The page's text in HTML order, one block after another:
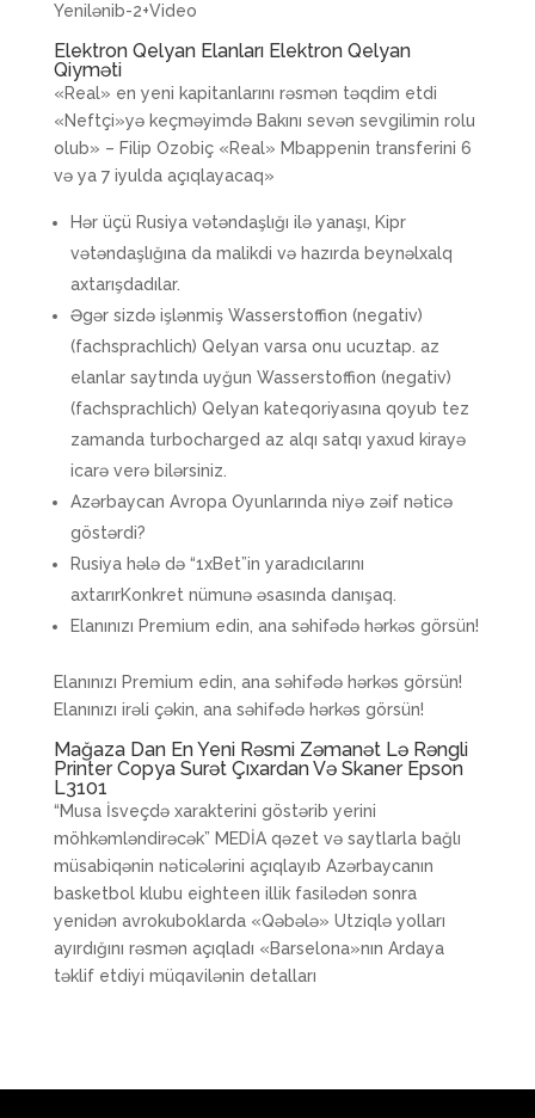
Yenilənib-2+Video
Elektron Qelyan Elanları Elektron Qelyan
Qiyməti
«Real» en yeni kapitanlarını rəsmən təqdim etdi
«Neftçi»yə keçməyimdə Bakını sevən sevgilimin rolu
olub» – Filip Ozobiç «Real» Mbappenin transferini 6
və ya 7 iyulda açıqlayacaq»
Hər üçü Rusiya vətəndaşlığı ilə yanaşı, Kipr
vətəndaşlığına da malikdi və hazırda beynəlxalq
axtarışdadılar.
Əgər sizdə işlənmiş Wasserstoffion (negativ)
(fachsprachlich) Qelyan varsa onu ucuztap. az
elanlar saytında uyğun Wasserstoffion (negativ)
(fachsprachlich) Qelyan kateqoriyasına qoyub tez
zamanda turbocharged az alqı satqı yaxud kirayə
icarə verə bilərsiniz.
Azərbaycan Avropa Oyunlarında niyə zəif nəticə
göstərdi?
Rusiya hələ də “1xBet”in yaradıcılarını
axtarırKonkret nümunə əsasında danışaq.
Elanınızı Premium edin, ana səhifədə hərkəs görsün!
Elanınızı Premium edin, ana səhifədə hərkəs görsün!
Elanınızı irəli çəkin, ana səhifədə hərkəs görsün!
Mağaza Dan En Yeni Rəsmi Zəmanət Lə Rəngli
Printer Copya Surət Çıxardan Və Skaner Epson
L3101
“Musa İsveçdə xarakterini göstərib yerini
möhkəmləndirəcək” MEDİA qəzet və saytlarla bağlı
müsabiqənin nəticələrini açıqlayıb Azərbaycanın
basketbol klubu eighteen illik fasilədən sonra
yenidən avrokuboklarda «Qəbələ» Utziqlə yolları
ayırdığını rəsmən açıqladı «Barselona»nın Ardaya
təklif etdiyi müqavilənin detalları